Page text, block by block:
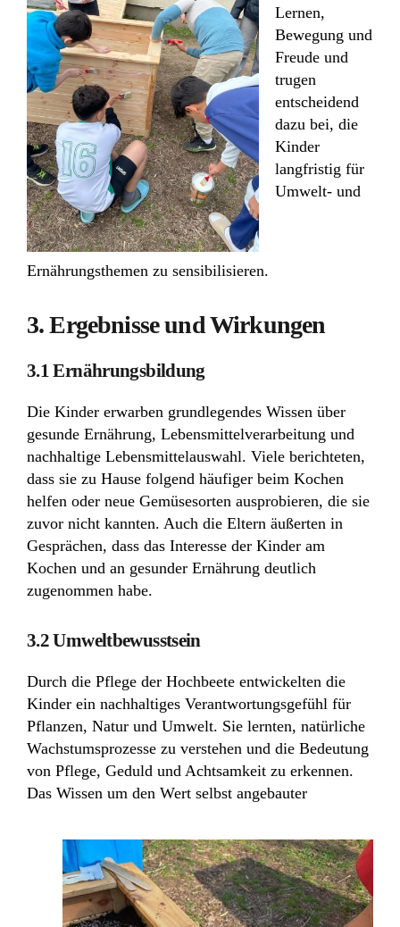
Lernen,
Bewegung und
Freude und
trugen
entscheidend
dazu bei, die
Kinder
langfristig für
Umwelt- und
Ernährungsthemen zu sensibilisieren.
3. Ergebnisse und Wirkungen
3.1 Ernährungsbildung
Die Kinder erwarben grundlegendes Wissen über
gesunde Ernährung, Lebensmittelverarbeitung und
nachhaltige Lebensmittelauswahl. Viele berichteten,
dass sie zu Hause folgend häufiger beim Kochen
helfen oder neue Gemüsesorten ausprobieren, die sie
zuvor nicht kannten. Auch die Eltern äußerten in
Gesprächen, dass das Interesse der Kinder am
Kochen und an gesunder Ernährung deutlich
zugenommen habe.
3.2 Umweltbewusstsein
Durch die Pflege der Hochbeete entwickelten die
Kinder ein nachhaltiges Verantwortungsgefühl für
Pflanzen, Natur und Umwelt. Sie lernten, natürliche
Wachstumsprozesse zu verstehen und die Bedeutung
von Pflege, Geduld und Achtsamkeit zu erkennen.
Das Wissen um den Wert selbst angebauter